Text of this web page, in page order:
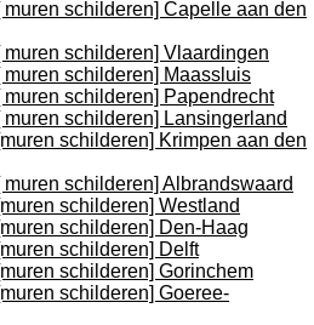
muren schilderen] Capelle aan den
muren schilderen] Vlaardingen
muren schilderen] Maassluis
muren schilderen] Papendrecht
muren schilderen] Lansingerland
schilderen] Krimpen aan den
schilderen] Albrandswaard
schilderen] Westland
schilderen] Den-Haag
schilderen] Delft
schilderen] Gorinchem
schilderen] Goeree-